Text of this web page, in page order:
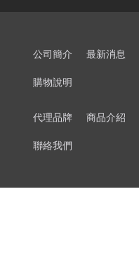
公司簡介 最新消息
購物說明
代理品牌 商品介紹
聯絡我們